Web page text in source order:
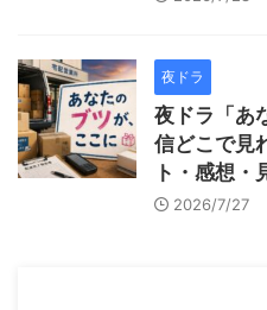
夜ドラ
夜ドラ「あ
信どこで見
ト・感想・
2026/7/27